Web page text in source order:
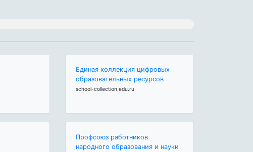
Единая коллекция цифровых
образовательных ресурсов
school-collection.edu.ru
Профсоюз работников
народного образования и науки